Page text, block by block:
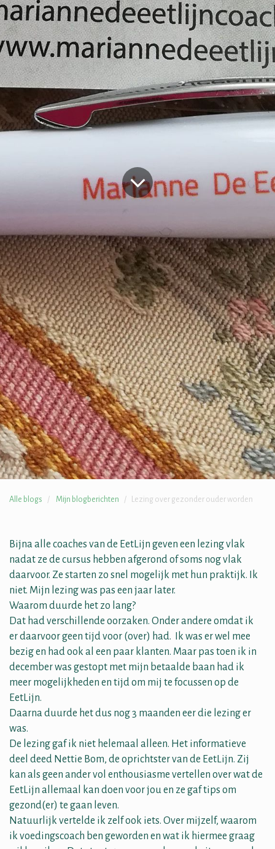
Alle blogs Mijn blogberichten Lezing over gezonder ouder worden
Bijna alle coaches van de EetLijn geven een lezing vlak
nadat ze de cursus hebben afgerond of soms nog vlak
daarvoor. Ze starten zo snel mogelijk met hun praktijk. Ik
niet. Mijn lezing was pas een jaar later.
Waarom duurde het zo lang?
Dat had verschillende oorzaken. Onder andere omdat ik
er daarvoor geen tijd voor (over) had. Ik was er wel mee
bezig en had ook al een paar klanten. Maar pas toen ik in
december was gestopt met mijn betaalde baan had ik
meer mogelijkheden en tijd om mij te focussen op de
EetLijn.
Daarna duurde het dus nog 3 maanden eer die lezing er
was.
De lezing gaf ik niet helemaal alleen. Het informatieve
deel deed Nettie Bom, de oprichtster van de EetLijn. Zij
kan als geen ander vol enthousiasme vertellen over wat de
EetLijn allemaal kan doen voor jou en ze gaf tips om
gezond(er) te gaan leven.
Natuurlijk vertelde ik zelf ook iets. Over mijzelf, waarom
ik voedingscoach ben geworden en wat ik hiermee graag